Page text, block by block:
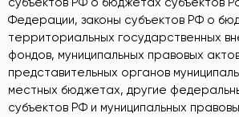
Федерации, законы субъектов РФ о
территориальных государственных
фондов, муниципальных правовых
представительных органов
местных бюджетах, другие
субъектов РФ и муниципальных